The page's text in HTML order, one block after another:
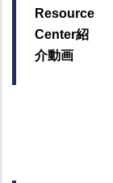
Resource
Center紹
介動画